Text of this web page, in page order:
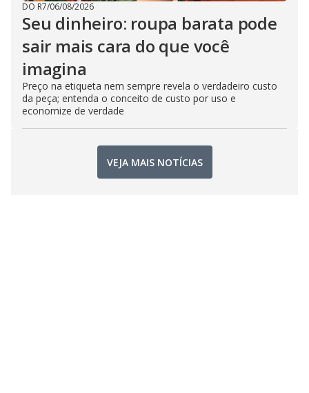
DO R7/06/08/2026
Seu dinheiro: roupa barata pode
sair mais cara do que você
imagina
Preço na etiqueta nem sempre revela o verdadeiro custo
da peça; entenda o conceito de custo por uso e
economize de verdade
VEJA MAIS NOTÍCIAS